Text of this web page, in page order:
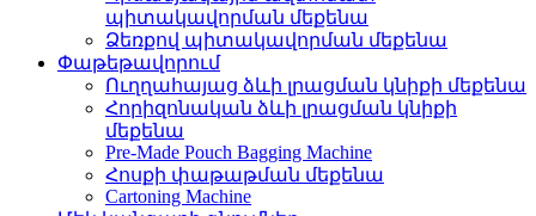
պիտակավորման մեքենա
Ձեռքով պիտակավորման մեքենա
Փաթեթավորում
Ուղղահայաց ձևի լրացման կնիքի մեքենա
Հորիզոնական ձևի լրացման կնիքի
մեքենա
Pre-Made Pouch Bagging Machine
Հոսքի փաթաթման մեքենա
Cartoning Machine